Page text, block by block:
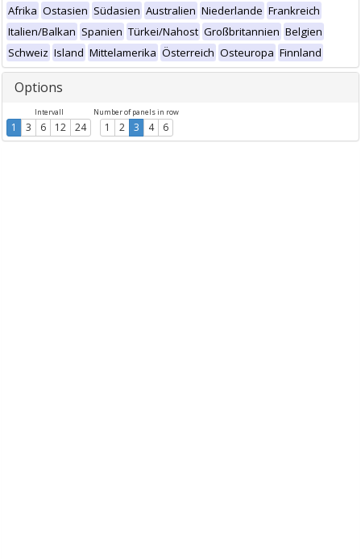
Afrika Ostasien Südasien Australien Niederlande Frankreich
Italien/Balkan Spanien Türkei/Nahost Großbritannien Belgien
Schweiz Island Mittelamerika Österreich Osteuropa Finnland
Options
Intervall
1 3 6 12 24
Number of panels in row
1 2 3 4 6